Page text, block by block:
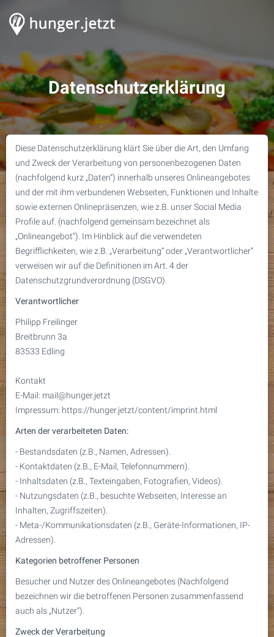
Datenschutzerklärung
Diese Datenschutzerklärung klärt Sie über die Art, den Umfang
und Zweck der Verarbeitung von personenbezogenen Daten
(nachfolgend kurz „Daten“) innerhalb unseres Onlineangebotes
und der mit ihm verbundenen Webseiten, Funktionen und Inhalte
sowie externen Onlinepräsenzen, wie z.B. unser Social Media
Profile auf. (nachfolgend gemeinsam bezeichnet als
„Onlineangebot“). Im Hinblick auf die verwendeten
Begrifflichkeiten, wie z.B. „Verarbeitung“ oder „Verantwortlicher“
verweisen wir auf die Definitionen im Art. 4 der
Datenschutzgrundverordnung (DSGVO).
Verantwortlicher
Philipp Freilinger
Breitbrunn 3a
83533 Edling
Kontakt
E-Mail: mail@hunger.jetzt
Impressum: https://hunger.jetzt/content/imprint.html
Arten der verarbeiteten Daten:
- Bestandsdaten (z.B., Namen, Adressen).
- Kontaktdaten (z.B., E-Mail, Telefonnummern).
- Inhaltsdaten (z.B., Texteingaben, Fotografien, Videos).
- Nutzungsdaten (z.B., besuchte Webseiten, Interesse an
Inhalten, Zugriffszeiten).
- Meta-/Kommunikationsdaten (z.B., Geräte-Informationen, IP-
Adressen).
Kategorien betroffener Personen
Besucher und Nutzer des Onlineangebotes (Nachfolgend
bezeichnen wir die betroffenen Personen zusammenfassend
auch als „Nutzer“).
Zweck der Verarbeitung